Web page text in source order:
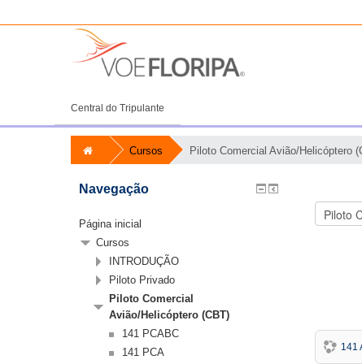
Central do Tripulante
Cursos Piloto Comercial Avião/Helicóptero
Navegação
Página inicial
Cursos
INTRODUÇÃO
Piloto Privado
Piloto Comercial
Avião/Helicóptero (CBT)
141 PCABC
141 PCA
141